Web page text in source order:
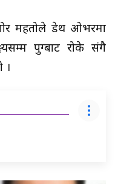
महतोले डेथ ओभरमा
पुग्बाट रोके संगै
।